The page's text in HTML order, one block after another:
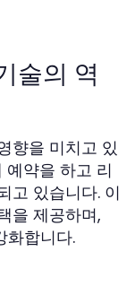
술의 역
향을 미치고 있
예약을 하고 리
고 있습니다. 이
을 제공하며,
화합니다.